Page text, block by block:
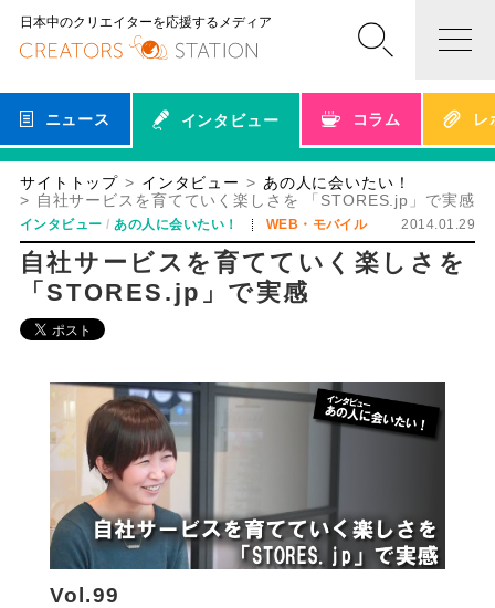
日本中のクリエイターを応援するメディア
ニュース インタビュー コラム レ
サイトトップ インタビュー
あの人に会いたい！
自社サービスを育てていく楽しさを 「STORES.jp」で実感
インタビュー あの人に会いたい！ WEB・モバイル 2014.01.29
自社サービスを育てていく楽しさを
「STORES.jp」で実感
Vol.99